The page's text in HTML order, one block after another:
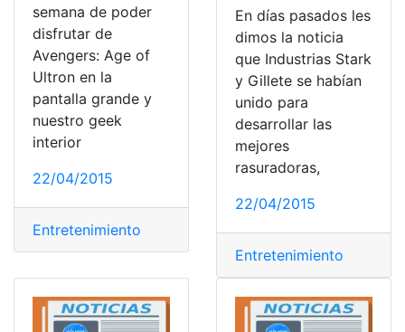
semana de poder
disfrutar de
Avengers: Age of
Ultron en la
pantalla grande y
nuestro geek
interior
22/04/2015
Entretenimiento
En días pasados les
dimos la noticia
que Industrias Stark
y Gillete se habían
unido para
desarrollar las
mejores
rasuradoras,
22/04/2015
Entretenimiento